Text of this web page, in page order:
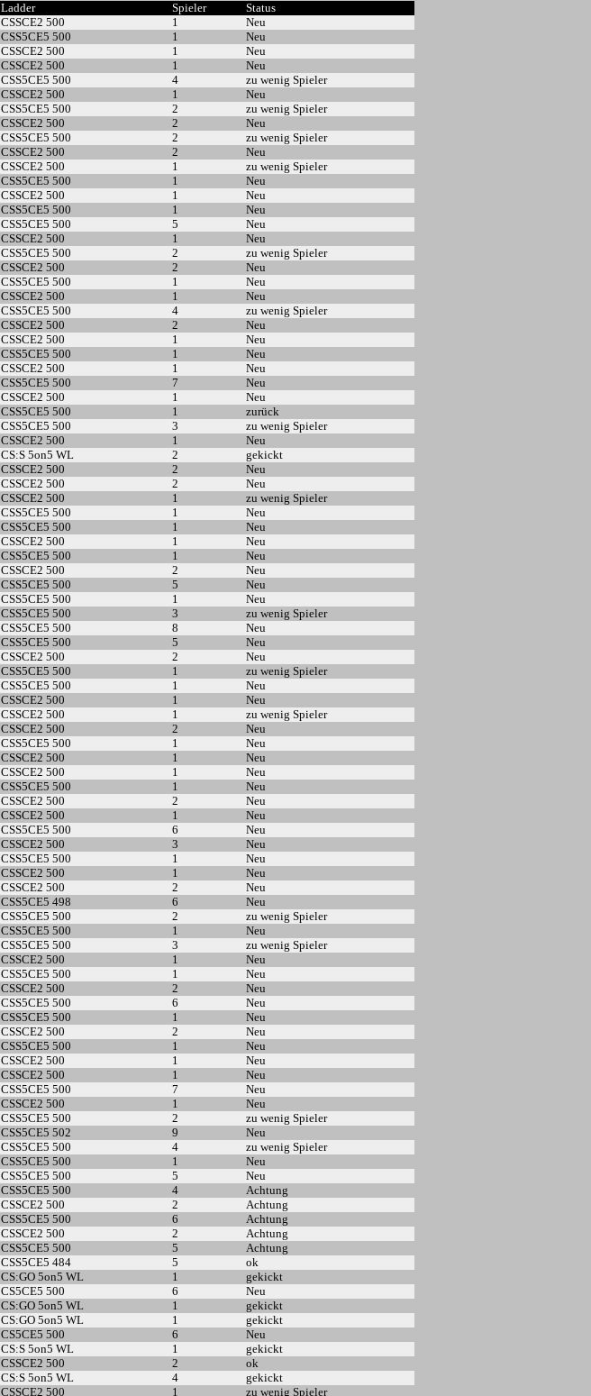
Ladder Spieler
Status
CSSCE2 500 1
Neu
CSS5CE5 500 1
Neu
CSSCE2 500 1
Neu
CSSCE2 500 1
Neu
CSS5CE5 500 4
zu wenig Spieler
CSSCE2 500 1
Neu
CSS5CE5 500 2
zu wenig Spieler
CSSCE2 500 2
Neu
CSS5CE5 500 2
zu wenig Spieler
CSSCE2 500 2
Neu
CSSCE2 500 1
zu wenig Spieler
CSS5CE5 500 1
Neu
CSSCE2 500 1
Neu
CSS5CE5 500 1
Neu
CSS5CE5 500 5
Neu
CSSCE2 500 1
Neu
CSS5CE5 500 2
zu wenig Spieler
CSSCE2 500 2
Neu
CSS5CE5 500 1
Neu
CSSCE2 500 1
Neu
CSS5CE5 500 4
zu wenig Spieler
CSSCE2 500 2
Neu
CSSCE2 500 1
Neu
CSS5CE5 500 1
Neu
CSSCE2 500 1
Neu
CSS5CE5 500 7
Neu
CSSCE2 500 1
Neu
CSS5CE5 500 1
zurück
CSS5CE5 500 3
zu wenig Spieler
CSSCE2 500 1
Neu
CS:S 5on5 WL 2
gekickt
CSSCE2 500 2
Neu
CSSCE2 500 2
Neu
CSSCE2 500 1
zu wenig Spieler
CSS5CE5 500 1
Neu
CSS5CE5 500 1
Neu
CSSCE2 500 1
Neu
CSS5CE5 500 1
Neu
CSSCE2 500 2
Neu
CSS5CE5 500 5
Neu
CSS5CE5 500 1
Neu
CSS5CE5 500 3
zu wenig Spieler
CSS5CE5 500 8
Neu
CSS5CE5 500 5
Neu
CSSCE2 500 2
Neu
CSS5CE5 500 1
zu wenig Spieler
CSS5CE5 500 1
Neu
CSSCE2 500 1
Neu
CSSCE2 500 1
zu wenig Spieler
CSSCE2 500 2
Neu
CSS5CE5 500 1
Neu
CSSCE2 500 1
Neu
CSSCE2 500 1
Neu
CSS5CE5 500 1
Neu
CSSCE2 500 2
Neu
CSSCE2 500 1
Neu
CSS5CE5 500 6
Neu
CSSCE2 500 3
Neu
CSS5CE5 500 1
Neu
CSSCE2 500 1
Neu
CSSCE2 500 2
Neu
CSS5CE5 498 6
Neu
CSS5CE5 500 2
zu wenig Spieler
CSS5CE5 500 1
Neu
CSS5CE5 500 3
zu wenig Spieler
CSSCE2 500 1
Neu
CSS5CE5 500 1
Neu
CSSCE2 500 2
Neu
CSS5CE5 500 6
Neu
CSS5CE5 500 1
Neu
CSSCE2 500 2
Neu
CSS5CE5 500 1
Neu
CSSCE2 500 1
Neu
CSSCE2 500 1
Neu
CSS5CE5 500 7
Neu
CSSCE2 500 1
Neu
CSS5CE5 500 2
zu wenig Spieler
CSS5CE5 502 9
Neu
CSS5CE5 500 4
zu wenig Spieler
CSS5CE5 500 1
Neu
CSS5CE5 500 5
Neu
CSS5CE5 500 4
Achtung
CSSCE2 500 2
Achtung
CSS5CE5 500 6
Achtung
CSSCE2 500 2
Achtung
CSS5CE5 500 5
Achtung
CSS5CE5 484 5
ok
CS:GO 5on5 WL 1
gekickt
CS5CE5 500 6
Neu
CS:GO 5on5 WL 1
gekickt
CS:GO 5on5 WL 1
gekickt
CS5CE5 500 6
Neu
CS:S 5on5 WL 1
gekickt
CSSCE2 500 2
ok
CS:S 5on5 WL 4
gekickt
CSSCE2 500 1 zu wenig Spieler